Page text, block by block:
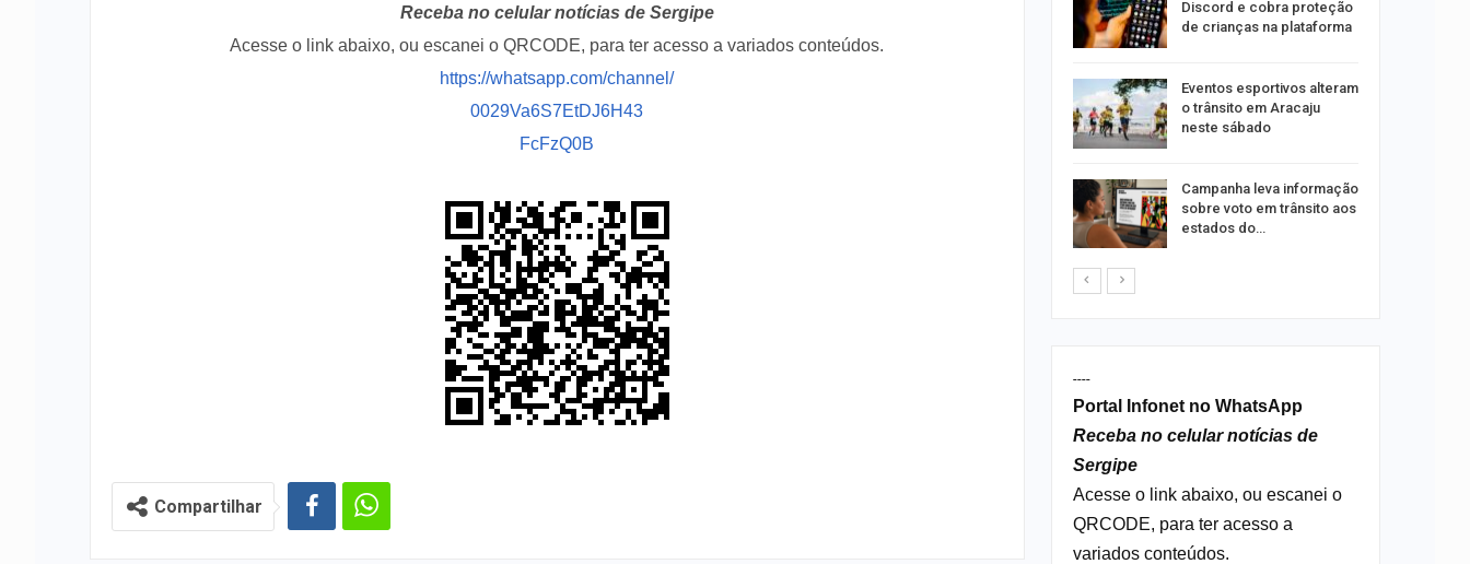
Receba no celular notícias de Sergipe
Acesse o link abaixo, ou escanei o QRCODE, para ter acesso a variados conteúdos.
https://whatsapp.com/channel/
0029Va6S7EtDJ6H43
FcFzQ0B
Compartilhar
Discord e cobra proteção
de crianças na plataforma
Eventos esportivos alteram
o trânsito em Aracaju
neste sábado
Campanha leva informação
sobre voto em trânsito aos
estados do…
----
Portal Infonet no WhatsApp
Receba no celular notícias de
Sergipe
Acesse o link abaixo, ou escanei o
QRCODE, para ter acesso a
variados conteúdos.